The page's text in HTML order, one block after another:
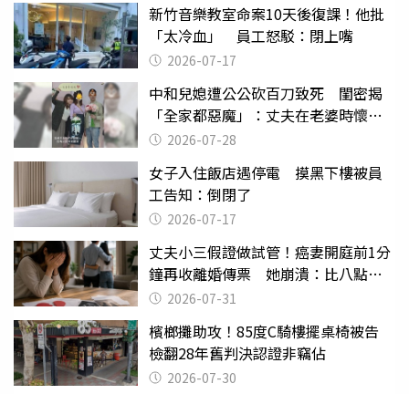
新竹音樂教室命案10天後復課！他批
「太冷血」 員工怒駁：閉上嘴
2026-07-17
中和兒媳遭公公砍百刀致死 閨密揭
「全家都惡魔」：丈夫在老婆時懷孕
摔東西
2026-07-28
女子入住飯店遇停電 摸黑下樓被員
工告知：倒閉了
2026-07-17
丈夫小三假證做試管！癌妻開庭前1分
鐘再收離婚傳票 她崩潰：比八點檔
還扯2026-07-31
檳榔攤助攻！85度C騎樓擺桌椅被告
檢翻28年舊判決認證非竊佔
2026-07-30